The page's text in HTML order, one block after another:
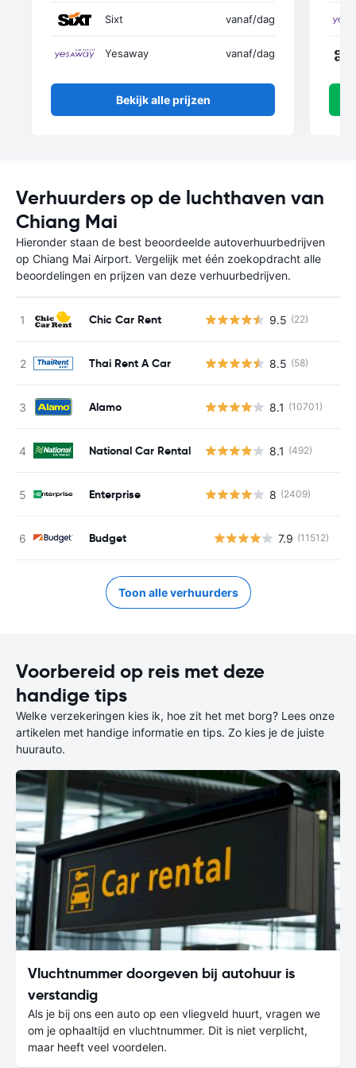
Sixt vanaf/dag
Yesaway vanaf/dag
Bekijk alle prijzen
Verhuurders op de luchthaven van
Chiang Mai
Hieronder staan de best beoordeelde autoverhuurbedrijven
op Chiang Mai Airport. Vergelijk met één zoekopdracht alle
beoordelingen en prijzen van deze verhuurbedrijven.
Chic Car Rent 9.5 (22)
Thai Rent A Car 8.5 (58)
Alamo 8.1 (10701)
National Car Rental 8.1 (492)
Enterprise 8 (2409)
Budget 7.9 (11512)
Toon alle verhuurders
Voorbereid op reis met deze
handige tips
Welke verzekeringen kies ik, hoe zit het met borg? Lees onze
artikelen met handige informatie en tips. Zo kies je de juiste
huurauto.
Vluchtnummer doorgeven bij autohuur is
verstandig
Als je bij ons een auto op een vliegveld huurt, vragen we
om je ophaaltijd en vluchtnummer. Dit is niet verplicht,
maar heeft veel voordelen.